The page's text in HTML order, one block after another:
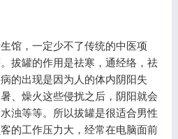
馆，一定少不了传统的中医项
拔罐的作用是祛寒，通经络，祛
的出现是因为人的体内阴阳失
、燥火这些侵扰之后，阴阳就会
浊等等。所以拔罐是很适合男性
的工作压力大，经常在电脑面前